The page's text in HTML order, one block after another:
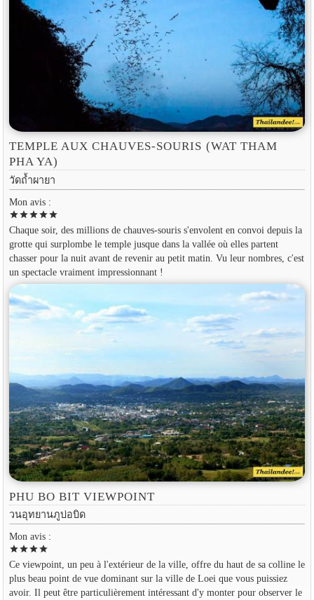
TEMPLE AUX CHAUVES-SOURIS (WAT THAM
PHA YA)
วัดถ้ำผายา
Mon avis :
starstarstarstarstar
Chaque soir, des millions de chauves-souris s'envolent en convoi depuis la
grotte qui surplombe le temple jusque dans la vallée où elles partent
chasser pour la nuit avant de revenir au petit matin. Vu leur nombres, c'est
un spectacle vraiment impressionnant !
PHU BO BIT VIEWPOINT
วนอุทยานภูบ่อบิด
Mon avis :
starstarstarstar
Ce viewpoint, un peu à l'extérieur de la ville, offre du haut de sa colline le
plus beau point de vue dominant sur la ville de Loei que vous puissiez
avoir. Il peut être particulièrement intéressant d'y monter pour observer le